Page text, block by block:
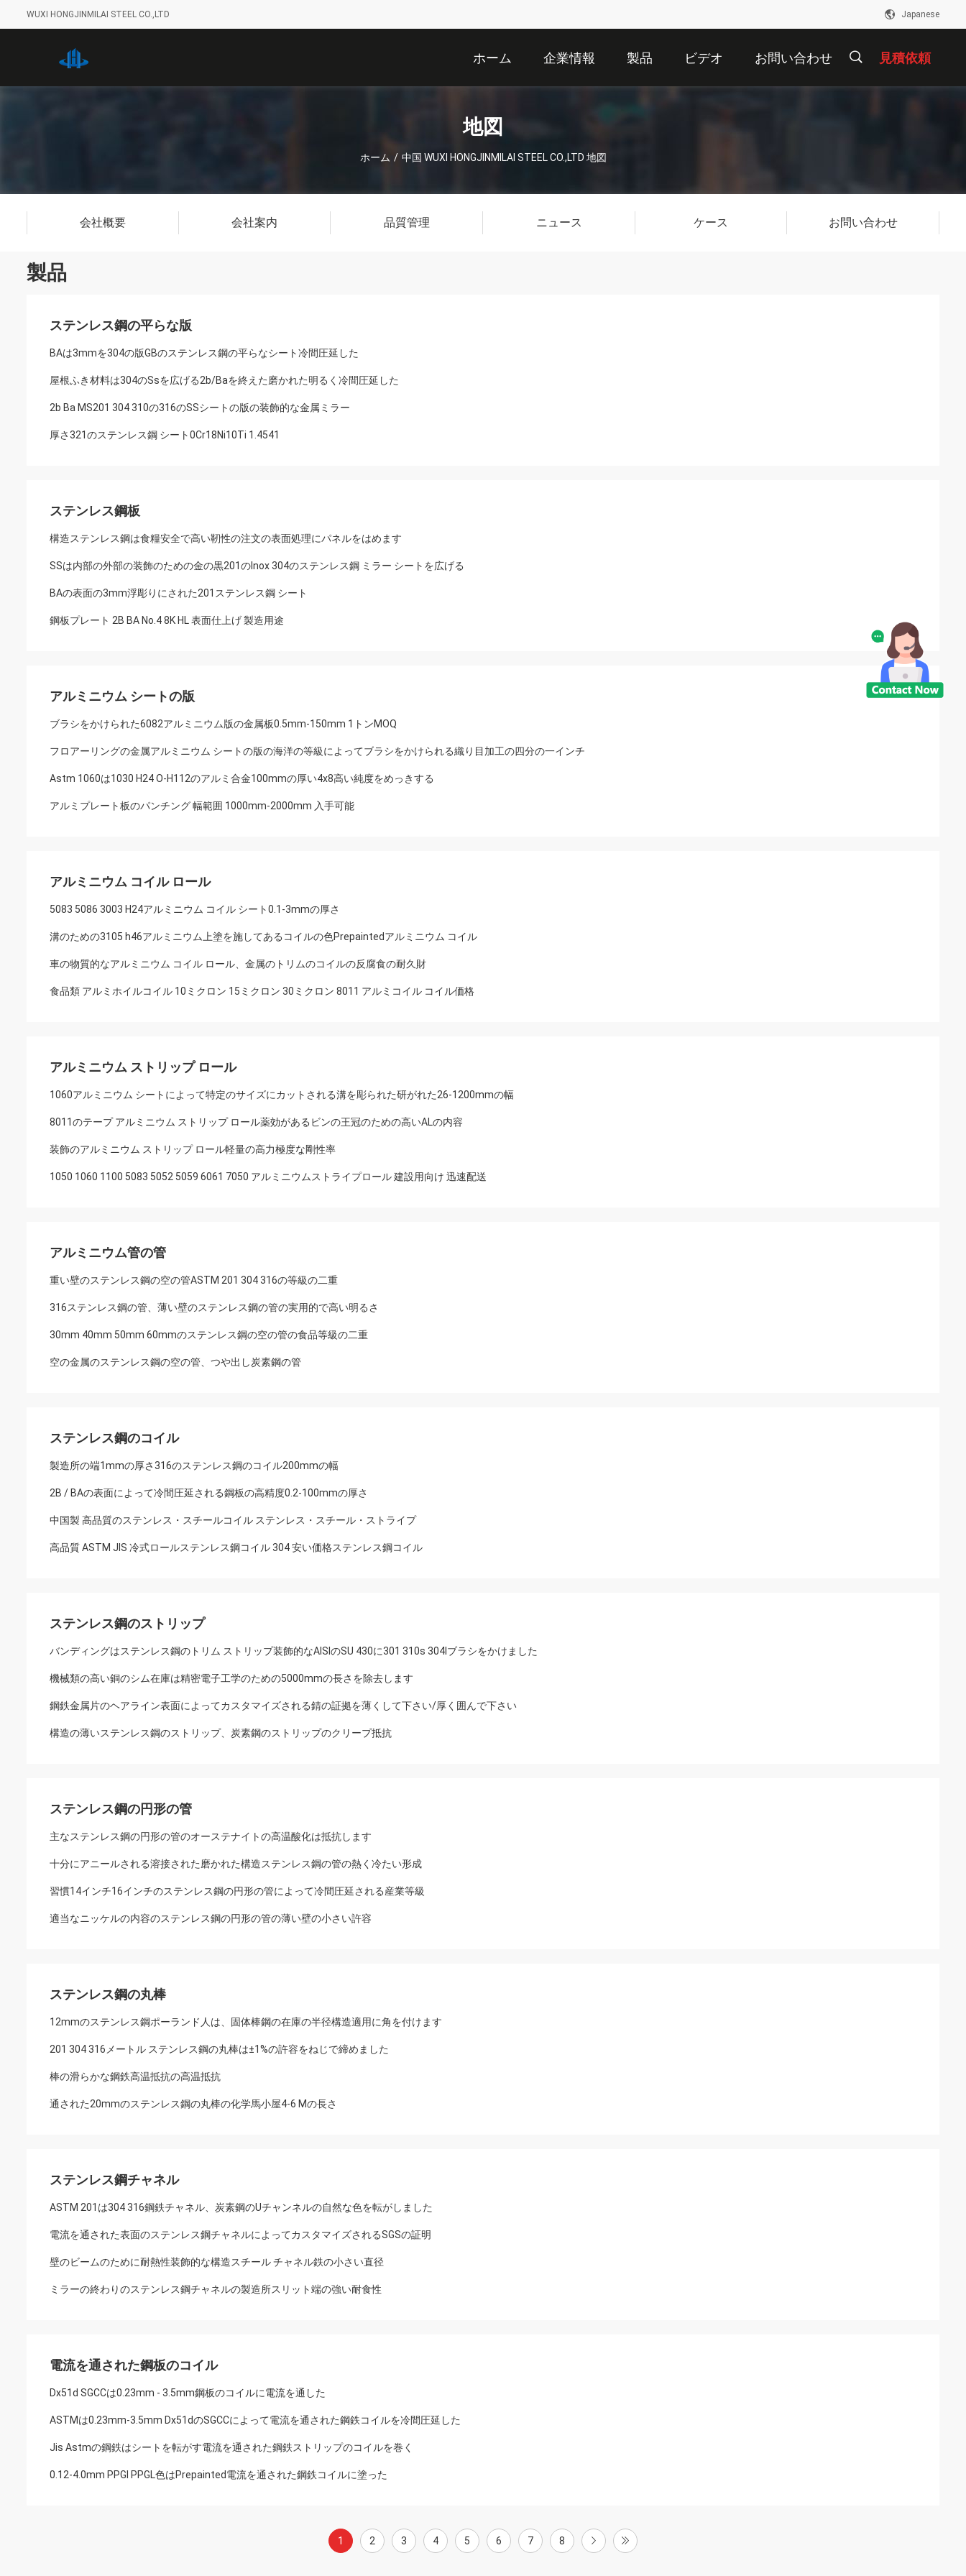
WUXI HONGJINMILAI STEEL CO.,LTD Japanese
ホーム 企業情報 製品 ビデオ お問い合わせ 見積依頼
地図
ホーム / 中国 WUXI HONGJINMILAI STEEL CO.,LTD 地図
会社概要 会社案内 品質管理 ニュース ケース お問い合わせ
製品
ステンレス鋼の平らな版
BAは3mmを304の版GBのステンレス鋼の平らなシート冷間圧延した
屋根ふき材料は304のSsを広げる2b/Baを終えた磨かれた明るく冷間圧延した
2b Ba MS201 304 310の316のSSシートの版の装飾的な金属ミラー
厚さ321のステンレス鋼 シート0Cr18Ni10Ti 1.4541
ステンレス鋼板
構造ステンレス鋼は食糧安全で高い靭性の注文の表面処理にパネルをはめます
SSは内部の外部の装飾のための金の黒201のInox 304のステンレス鋼 ミラー シートを広げる
BAの表面の3mm浮彫りにされた201ステンレス鋼 シート
鋼板プレート 2B BA No.4 8K HL 表面仕上げ 製造用途
アルミニウム シートの版
ブラシをかけられた6082アルミニウム版の金属板0.5mm-150mm 1トンMOQ
フロアーリングの金属アルミニウム シートの版の海洋の等級によってブラシをかけられる織り目加工の四分の一インチ
Astm 1060は1030 H24 O-H112のアルミ合金100mmの厚い4x8高い純度をめっきする
アルミプレート板のパンチング 幅範囲 1000mm-2000mm 入手可能
アルミニウム コイル ロール
5083 5086 3003 H24アルミニウム コイル シート0.1-3mmの厚さ
溝のための3105 h46アルミニウム上塗を施してあるコイルの色Prepaintedアルミニウム コイル
車の物質的なアルミニウム コイル ロール、金属のトリムのコイルの反腐食の耐久財
食品類 アルミホイルコイル 10ミクロン 15ミクロン 30ミクロン 8011 アルミコイル コイル価格
アルミニウム ストリップ ロール
1060アルミニウム シートによって特定のサイズにカットされる溝を彫られた研がれた26-1200mmの幅
8011のテープ アルミニウム ストリップ ロール薬効があるビンの王冠のための高いALの内容
装飾のアルミニウム ストリップ ロール軽量の高力極度な剛性率
1050 1060 1100 5083 5052 5059 6061 7050 アルミニウムストライプロール 建設用向け 迅速配送
アルミニウム管の管
重い壁のステンレス鋼の空の管ASTM 201 304 316の等級の二重
316ステンレス鋼の管、薄い壁のステンレス鋼の管の実用的で高い明るさ
30mm 40mm 50mm 60mmのステンレス鋼の空の管の食品等級の二重
空の金属のステンレス鋼の空の管、つや出し炭素鋼の管
ステンレス鋼のコイル
製造所の端1mmの厚さ316のステンレス鋼のコイル200mmの幅
2B / BAの表面によって冷間圧延される鋼板の高精度0.2-100mmの厚さ
中国製 高品質のステンレス・スチールコイル ステンレス・スチール・ストライプ
高品質 ASTM JIS 冷式ロールステンレス鋼コイル 304 安い価格ステンレス鋼コイル
ステンレス鋼のストリップ
バンディングはステンレス鋼のトリム ストリップ装飾的なAISIのSU 430に301 310s 304lブラシをかけました
機械類の高い銅のシム在庫は精密電子工学のための5000mmの長さを除去します
鋼鉄金属片のヘアライン表面によってカスタマイズされる錆の証拠を薄くして下さい/厚く囲んで下さい
構造の薄いステンレス鋼のストリップ、炭素鋼のストリップのクリープ抵抗
ステンレス鋼の円形の管
主なステンレス鋼の円形の管のオーステナイトの高温酸化は抵抗します
十分にアニールされる溶接された磨かれた構造ステンレス鋼の管の熱く冷たい形成
習慣14インチ16インチのステンレス鋼の円形の管によって冷間圧延される産業等級
適当なニッケルの内容のステンレス鋼の円形の管の薄い壁の小さい許容
ステンレス鋼の丸棒
12mmのステンレス鋼ポーランド人は、固体棒鋼の在庫の半径構造適用に角を付けます
201 304 316メートル ステンレス鋼の丸棒は±1%の許容をねじで締めました
棒の滑らかな鋼鉄高温抵抗の高温抵抗
通された20mmのステンレス鋼の丸棒の化学馬小屋4-6 Mの長さ
ステンレス鋼チャネル
ASTM 201は304 316鋼鉄チャネル、炭素鋼のUチャンネルの自然な色を転がしました
電流を通された表面のステンレス鋼チャネルによってカスタマイズされるSGSの証明
壁のビームのために耐熱性装飾的な構造スチール チャネル鉄の小さい直径
ミラーの終わりのステンレス鋼チャネルの製造所スリット端の強い耐食性
電流を通された鋼板のコイル
Dx51d SGCCは0.23mm - 3.5mm鋼板のコイルに電流を通した
ASTMは0.23mm-3.5mm Dx51dのSGCCによって電流を通された鋼鉄コイルを冷間圧延した
Jis Astmの鋼鉄はシートを転がす電流を通された鋼鉄ストリップのコイルを巻く
0.12-4.0mm PPGI PPGL色はPrepainted電流を通された鋼鉄コイルに塗った
1 2 3 4 5 6 7 8